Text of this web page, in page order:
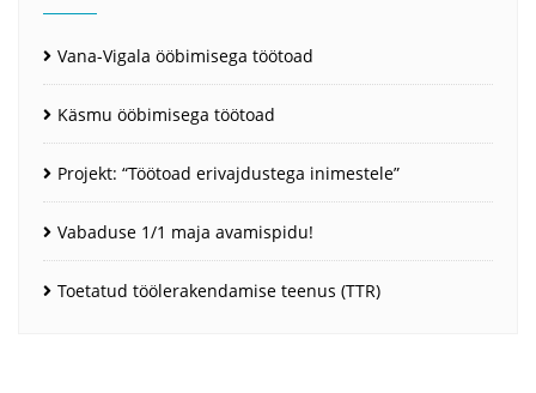
Vana-Vigala ööbimisega töötoad
Käsmu ööbimisega töötoad
Projekt: “Töötoad erivajdustega inimestele”
Vabaduse 1/1 maja avamispidu!
Toetatud töölerakendamise teenus (TTR)